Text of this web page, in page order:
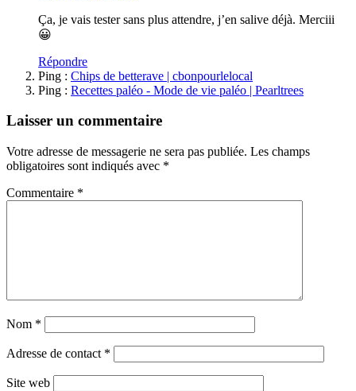
Ça, je vais tester sans plus attendre, j’en salive déjà. Merciii
😀
Répondre
Ping : Chips de betterave | cbonpourlelocal
Ping : Recettes paléo - Mode de vie paléo | Pearltrees
Laisser un commentaire
Votre adresse de messagerie ne sera pas publiée. Les champs
obligatoires sont indiqués avec *
Commentaire *
Nom *
Adresse de contact *
Site web